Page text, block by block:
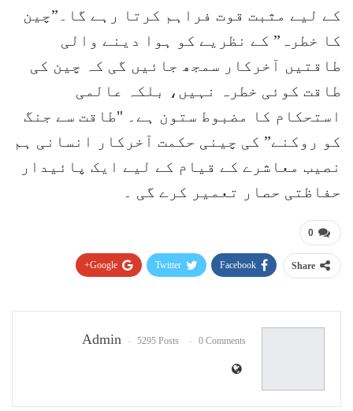
کے لیے مثبت قوت فراہم کرتا رہے گا۔”چین
کا خطرہ” کے نظریے کو ہوا دینے والی
طاقتیں آخرکار سمجھ جائیں گی کہ چین کی
طاقت کوئی خطرہ نہیں، بلکہ عالمی
استحکام کا مضبوط ستون ہے۔ "طاقت سے جنگ
کو روکنے” کی چینی حکمت آخرکار انسانی ہم
نصیب معاشرے کے قیام کے لیے ایک پائیدار
حفاظتی حصار تعمیر کرے گی ۔
0
Share
Facebook
Twitter
Google+
Admin 5295 Posts 0 Comments